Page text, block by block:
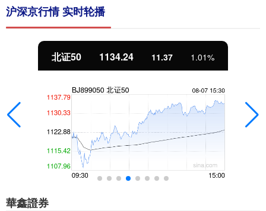
沪深京行情 实时轮播
北证50 1134.24 11.37 1.01%
華鑫證券